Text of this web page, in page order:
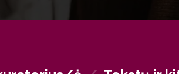
– nuo bankininkystės iki
ir komunikaciją.